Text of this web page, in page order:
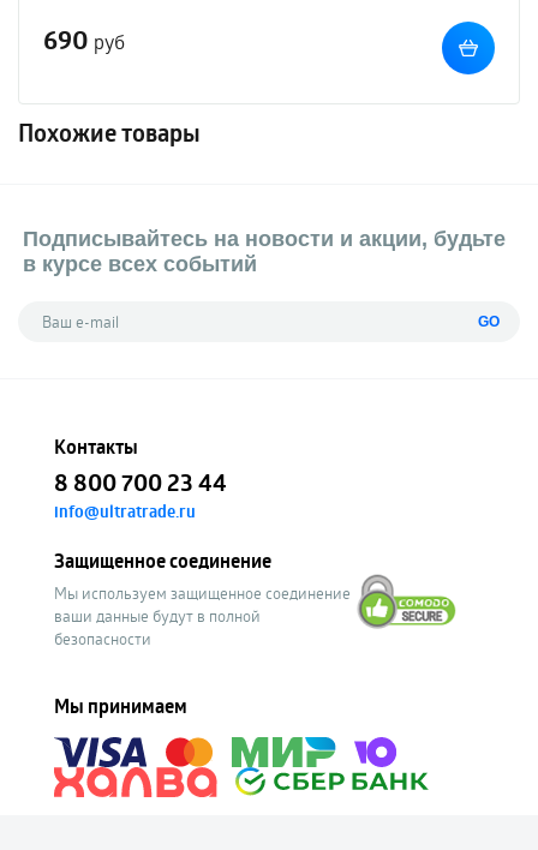
690 руб
Похожие товары
Подписывайтесь на новости и акции, будьте
в курсе всех событий
GO
Контакты
8 800 700 23 44
info@ultratrade.ru
Защищенное соединение
Мы используем защищенное соединение
ваши данные будут в полной
безопасности
Мы принимаем